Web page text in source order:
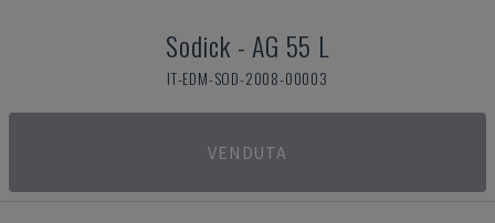
Sodick - AG 55 L
IT-EDM-SOD-2008-00003
VENDUTA